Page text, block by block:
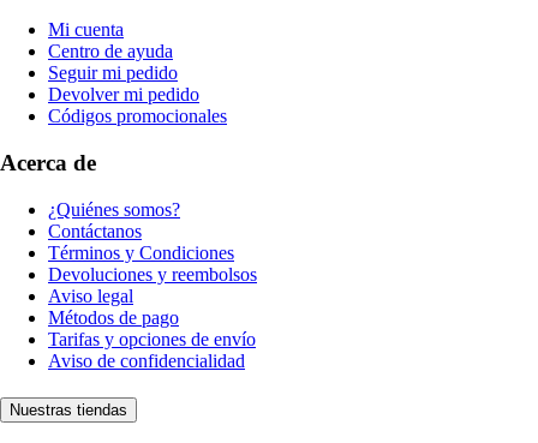
Mi cuenta
Centro de ayuda
Seguir mi pedido
Devolver mi pedido
Códigos promocionales
Acerca de
¿Quiénes somos?
Contáctanos
Términos y Condiciones
Devoluciones y reembolsos
Aviso legal
Métodos de pago
Tarifas y opciones de envío
Aviso de confidencialidad
Nuestras tiendas